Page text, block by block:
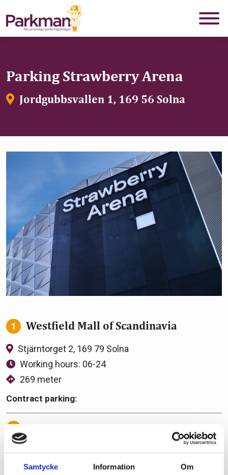
Samtycke Information Om
Parking Strawberry Arena
Jordgubbsvallen 1, 169 56 Solna
1 Westfield Mall of Scandinavia
Stjärntorget 2, 169 79 Solna
Working hours: 06-24
269 meter
Contract parking:
2 Arenagaraget
Evenemangsgatan 32, Solna, Sweden
Working hours: 05.30-23.30